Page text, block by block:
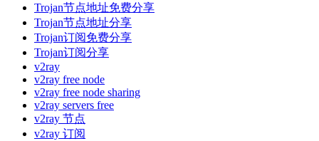
Trojan节点地址免费分享
Trojan节点地址分享
Trojan订阅免费分享
Trojan订阅分享
v2ray
v2ray free node
v2ray free node sharing
v2ray servers free
v2ray 节点
v2ray 订阅